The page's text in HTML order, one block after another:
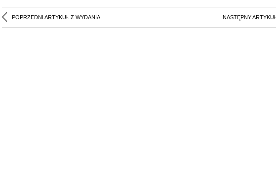
POPRZEDNI ARTYKUŁ Z WYDANIA NASTĘPNY